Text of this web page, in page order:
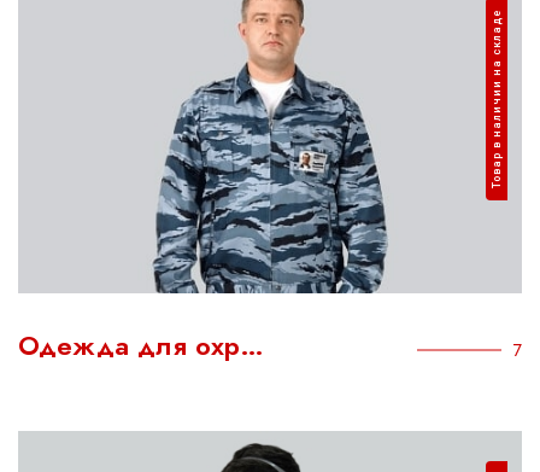
Товар в наличии на складе
Одежда для охр… 7